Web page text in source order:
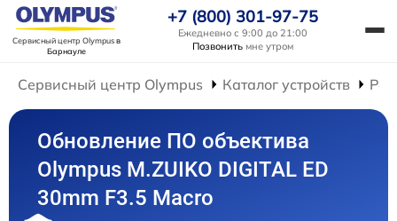
Сервисный центр Olympusв
Барнауле
+7 (800) 301-97-75
Ежедневно с 9:00 до 21:00
Позвонить мне утром
Сервисный центр Olympus Каталог устройств
Обновление ПО объектива
Olympus M.ZUIKO DIGITAL ED
30mm F3.5 Macro